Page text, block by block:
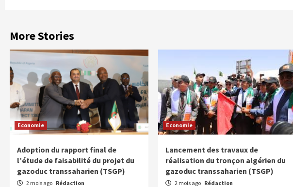
More Stories
Economie
Adoption du rapport final de
l’étude de faisabilité du projet du
gazoduc transsaharien (TSGP)
2 mois ago Rédaction
Economie
Lancement des travaux de
réalisation du tronçon algérien du
gazoduc transsaharien (TSGP)
2 mois ago Rédaction